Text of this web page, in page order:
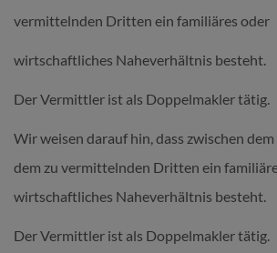
vermittelnden Dritten ein familiäres oder
wirtschaftliches Naheverhältnis besteht.
Der Vermittler ist als Doppelmakler tätig.
Wir weisen darauf hin, dass zwischen
dem zu vermittelnden Dritten ein
wirtschaftliches Naheverhältnis besteht.
Der Vermittler ist als Doppelmakler tätig.